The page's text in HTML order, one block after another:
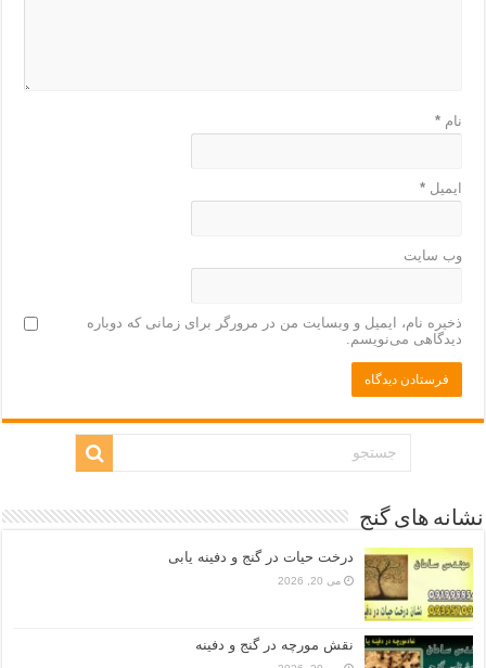
نام*
ایمیل*
وب‌ سایت
ذخیره نام، ایمیل و وبسایت من در مرورگر برای زمانی که دوباره
دیدگاهی می‌نویسم.
نشانه های گنج
درخت حیات در گنج و دفینه یابی
می 20, 2026
نقش مورچه در گنج و دفینه